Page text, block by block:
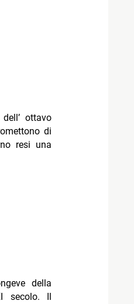
ottavo
di
resi una
della
Il